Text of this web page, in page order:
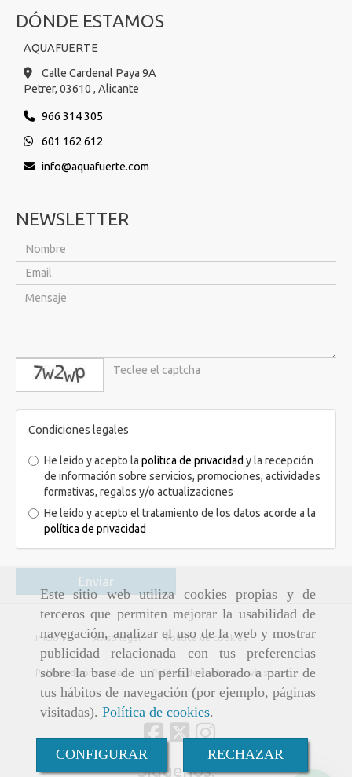
Este sitio web utiliza cookies propias y de
terceros que permiten mejorar la usabilidad de
navegación, analizar el uso de la web y mostrar
publicidad relacionada con tus preferencias
sobre la base de un perfil elaborado a partir de
tus hábitos de navegación (por ejemplo, páginas
visitadas). Política de cookies.
CONFIGURAR RECHAZAR
DÓNDE ESTAMOS
AQUAFUERTE
Calle Cardenal Paya 9A
Petrer, 03610 , Alicante
966 314 305
601 162 612
info
aquafuerte.com
NEWSLETTER
captcha
Condiciones legales
He leído y acepto la política de privacidad y la recepción
de información sobre servicios, promociones, actividades
formativas, regalos y/o actualizaciones
He leído y acepto el tratamiento de los datos acorde a la
política de privacidad
Enviar
Inicio Aviso legal Política de cookies
Política de privacidad Política de ventas y envíos
Síguenos: